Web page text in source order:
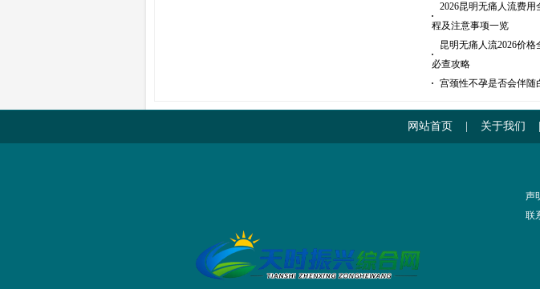
2026昆明无痛人流费
程及注意事项一览
昆明无痛人流2026价
必查攻略
宫颈性不孕是否会伴随
网站首页 关于我们
声
联